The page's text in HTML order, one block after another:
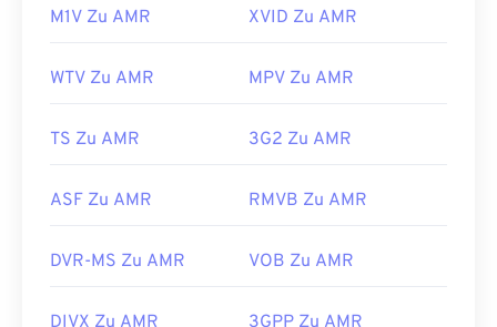
M1V Zu AMR XVID Zu AMR
WTV Zu AMR MPV Zu AMR
TS Zu AMR 3G2 Zu AMR
ASF Zu AMR RMVB Zu AMR
DVR-MS Zu AMR VOB Zu AMR